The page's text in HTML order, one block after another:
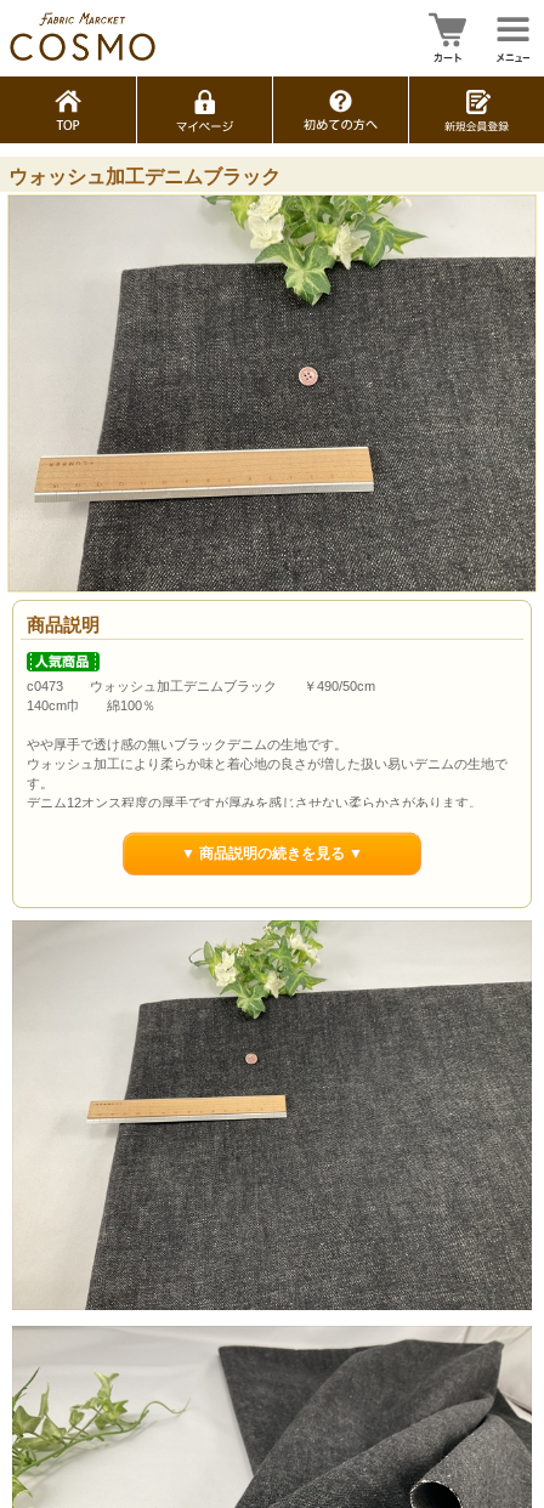
ウォッシュ加工デニムブラック
商品説明
c0473 ウォッシュ加工デニムブラック ￥490/50cm
140cm巾 綿100％
やや厚手で透け感の無いブラックデニムの生地です。
ウォッシュ加工により柔らか味と着心地の良さが増した扱い易いデニムの生地で
す。
デニム12オンス程度の厚手ですが厚みを感じさせない柔らかさがあります。
デニムの生地は色落ちがある場合がありますので単独でのお洗濯をお願いしま
通常市場価格￥990/50cm程度で販売されていますが今回は￥490/50cmでのご紹介
当店の最低購入数量は1ｍ(数量2）からとなっていますので数量２以上でのご注文
よろしくお願いいたします。
ポイント3％還元します。
▼ 商品説明の続きを見る ▼